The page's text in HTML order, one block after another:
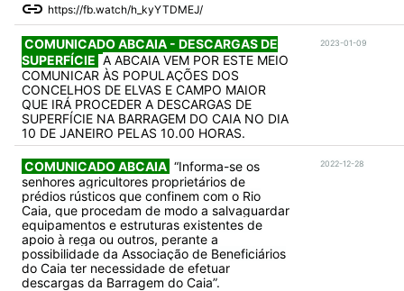
https://fb.watch/h_kyYTDMEJ/
COMUNICADO ABCAIA - DESCARGAS DE
SUPERFÍCIE A ABCAIA VEM POR ESTE MEIO
COMUNICAR ÀS POPULAÇÕES DOS
CONCELHOS DE ELVAS E CAMPO MAIOR
QUE IRÁ PROCEDER A DESCARGAS DE
SUPERFÍCIE NA BARRAGEM DO CAIA NO DIA
10 DE JANEIRO PELAS 10.00 HORAS.
2023-01-09
COMUNICADO ABCAIA “Informa-se os
senhores agricultores proprietários de
prédios rústicos que confinem com o Rio
Caia, que procedam de modo a salvaguardar
equipamentos e estruturas existentes de
apoio à rega ou outros, perante a
possibilidade da Associação de Beneficiários
do Caia ter necessidade de efetuar
descargas da Barragem do Caia”.
2022-12-28